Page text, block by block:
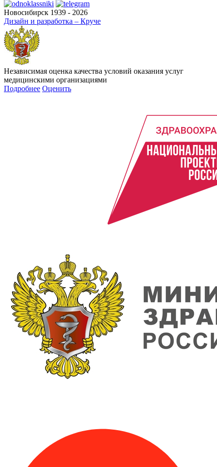
Новосибирск 1939 - 2026
Дизайн и разработка – Круче
Независимая оценка качества условий оказания услуг
медицинскими организациями
Подробнее Оценить